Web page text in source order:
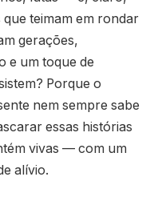
que teimam em rondar
gerações,
e um toque de
Porque o
nem sempre sabe
essas histórias
vivas — com um
alívio.